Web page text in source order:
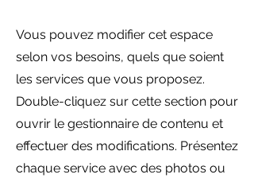
Vous pouvez modifier cet espace
selon vos besoins, quels que soient
les services que vous proposez.
Double-cliquez sur cette section pour
ouvrir le gestionnaire de contenu et
effectuer des modifications. Présentez
chaque service avec des photos ou